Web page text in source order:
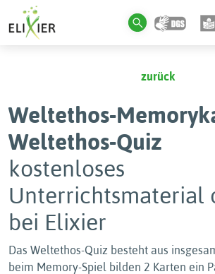
zurück
Weltethos-
Weltethos-Quiz
kostenloses
Unterrichtsmaterial
bei Elixier
Das Weltethos-Quiz besteht aus
beim Memory-Spiel bilden 2 Karten ein